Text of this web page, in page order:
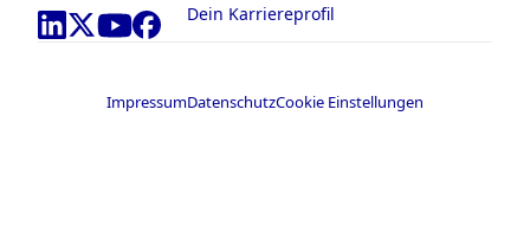
Dein Karriereprofil
ImpressumDatenschutzCookie Einstellungen